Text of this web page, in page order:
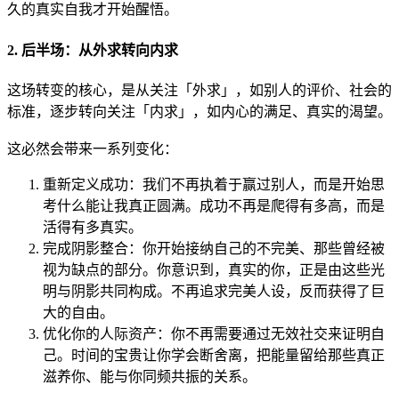
久的真实自我才开始醒悟。
2. 后半场：从外求转向内求
这场转变的核心，是从关注「外求」，如别人的评价、社会的
标准，逐步转向关注「内求」，如内心的满足、真实的渴望。
这必然会带来一系列变化：
重新定义成功：我们不再执着于赢过别人，而是开始思
考什么能让我真正圆满。成功不再是爬得有多高，而是
活得有多真实。
完成阴影整合：你开始接纳自己的不完美、那些曾经被
视为缺点的部分。你意识到，真实的你，正是由这些光
明与阴影共同构成。不再追求完美人设，反而获得了巨
大的自由。
优化你的人际资产：你不再需要通过无效社交来证明自
己。时间的宝贵让你学会断舍离，把能量留给那些真正
滋养你、能与你同频共振的关系。